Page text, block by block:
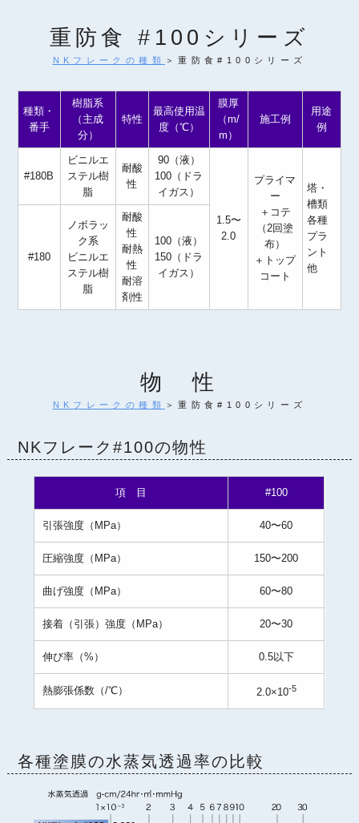
重防食 #100シリーズ
NKフレークの種類 ＞重防食#100シリーズ
種類・
番手
樹脂系
（主成
分）
特性
最高使用温
度（℃）
膜厚
（m/
m）
施工例
用途
例
#180B
ビニルエ
ステル樹
脂
耐酸
性
90（液）
100（ドラ
イガス）
1.5〜
2.0
プライマ
ー
＋コテ
（2回塗
布）
＋トップ
コート
塔・
槽類
各種
プラ
ント
他
#180
ノボラッ
ク系
ビニルエ
ステル樹
脂
耐酸
性
耐熱
性
耐溶
剤性
100（液）
150（ドラ
イガス）
物 性
NKフレークの種類 ＞重防食#100シリーズ
NKフレーク#100の物性
項 目 #100
引張強度（MPa） 40〜60
圧縮強度（MPa） 150〜200
曲げ強度（MPa） 60〜80
接着（引張）強度（MPa） 20〜30
伸び率（%） 0.5以下
熱膨張係数（/℃） 2.0×10-5
各種塗膜の水蒸気透過率の比較